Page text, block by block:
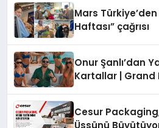
Mars
Haftası” çağrısı
Onur Şanlı’dan
Kartallar | Grand
Cesur
Üssünü